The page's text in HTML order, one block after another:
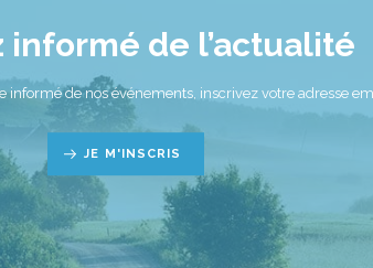
informé de l’actualité
informé de nos événements, inscrivez votre adresse
JE M'INSCRIS